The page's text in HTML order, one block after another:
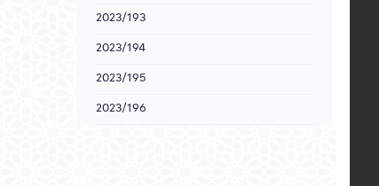
2023/193
2023/194
2023/195
2023/196